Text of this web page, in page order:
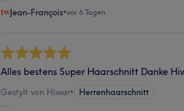
Jean-François•vor 6 Tagen
Alles bestens Super Haarschnitt Danke
Gestylt von Hiwar• Herrenhaarschnitt